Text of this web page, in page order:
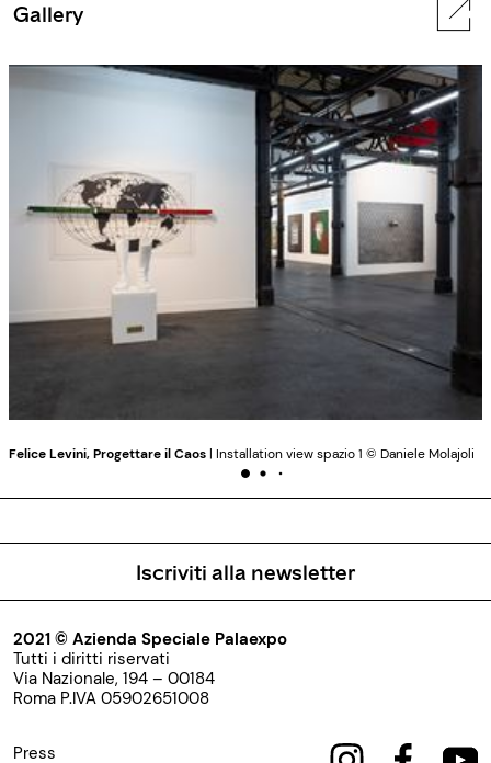
Gallery
Felice Levini, Progettare il Caos| Installation view spazio 1 © Daniele Molajoli
Iscriviti alla newsletter
2021 © Azienda Speciale Palaexpo
Tutti i diritti riservati
Via Nazionale, 194 – 00184
Roma P.IVA 05902651008
Press